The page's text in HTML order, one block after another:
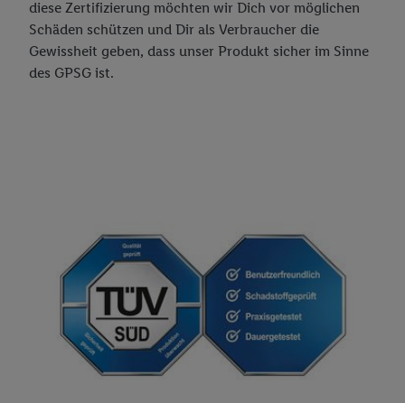
Filialfinder
E-Tankstellen
Werbeprospekte als PDF
Impressum
diese Zertifizierung möchten wir Dich vor möglichen
Schäden schützen und Dir als Verbraucher die
Gewissheit geben, dass unser Produkt sicher im Sinne
des GPSG ist.